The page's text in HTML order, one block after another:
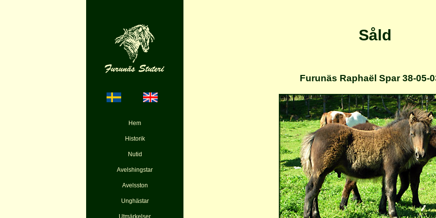
Hem
Historik
Nutid
Avelshingstar
Avelsston
Unghästar
Utmärkelser
Såld
Furunäs Raphaël Spar 38-05-